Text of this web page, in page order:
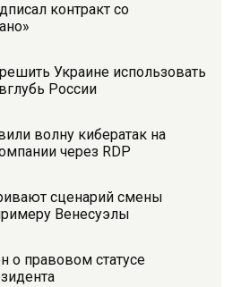
контракт со
Украине использовать
России
волну кибератак на
через RDP
сценарий смены
Венесуэлы
о правовом статусе